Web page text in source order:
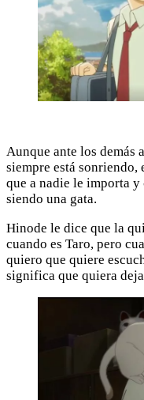
Aunque ante los demás
siempre está sonriendo,
que a nadie le importa y
siendo una gata.
Hinode le dice que la
cuando es Taro, pero
quiero que quiere
significa que quiera